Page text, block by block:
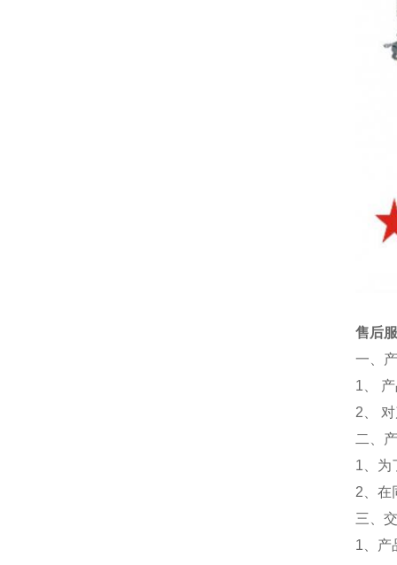
售后
一、
1、
2、
二、
1、为
2、在
三、
1、产